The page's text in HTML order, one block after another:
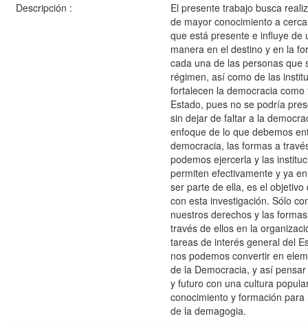
Descripción :
El presente trabajo busca
de mayor conocimiento a
que está presente e influye de
manera en el destino y en la
cada una de las personas que
régimen, así como de las
fortalecen la democracia como
Estado, pues no se podría
sin dejar de faltar a la
enfoque de lo que debemos
democracia, las formas a
podemos ejercerla y las
permiten efectivamente y ya
ser parte de ella, es el objetivo
con esta investigación. Sólo
nuestros derechos y las
través de ellos en la
tareas de interés general del
nos podemos convertir en
de la Democracia, y así
y futuro con una cultura
conocimiento y formación
de la demagogia.